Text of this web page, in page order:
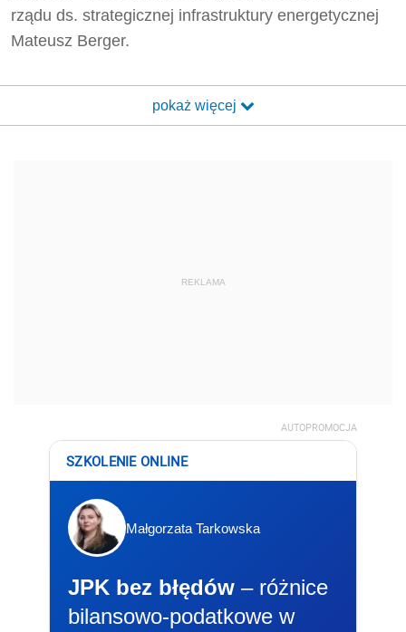
rządu ds. strategicznej infrastruktury energetycznej
Mateusz Berger.
pokaż więcej
REKLAMA
AUTOPROMOCJA
SZKOLENIE ONLINE
Małgorzata Tarkowska
JPK bez błędów – różnice
bilansowo-podatkowe w